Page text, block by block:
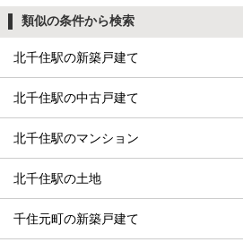
類似の条件から検索
北千住駅の新築戸建て
北千住駅の中古戸建て
北千住駅のマンション
北千住駅の土地
千住元町の新築戸建て